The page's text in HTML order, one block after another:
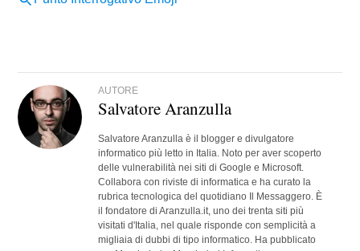
AUTORE
Salvatore Aranzulla
Salvatore Aranzulla è il blogger e divulgatore
informatico più letto in Italia. Noto per aver scoperto
delle vulnerabilità nei siti di Google e Microsoft.
Collabora con riviste di informatica e ha curato la
rubrica tecnologica del quotidiano Il Messaggero. È
il fondatore di Aranzulla.it, uno dei trenta siti più
visitati d'Italia, nel quale risponde con semplicità a
migliaia di dubbi di tipo informatico. Ha pubblicato